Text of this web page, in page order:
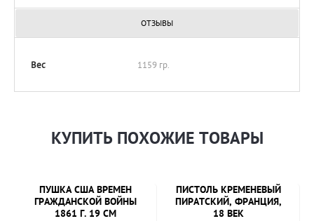
ОТЗЫВЫ
Вес 1159 гр.
КУПИТЬ ПОХОЖИЕ ТОВАРЫ
ПУШКА США ВРЕМЕН
ГРАЖДАНСКОЙ ВОЙНЫ
1861 Г. 19 СМ
ПИСТОЛЬ КРЕМЕНЕВЫЙ
ПИРАТСКИЙ, ФРАНЦИЯ,
18 ВЕК